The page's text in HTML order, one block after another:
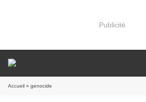
Publicité
Accueil » genocide